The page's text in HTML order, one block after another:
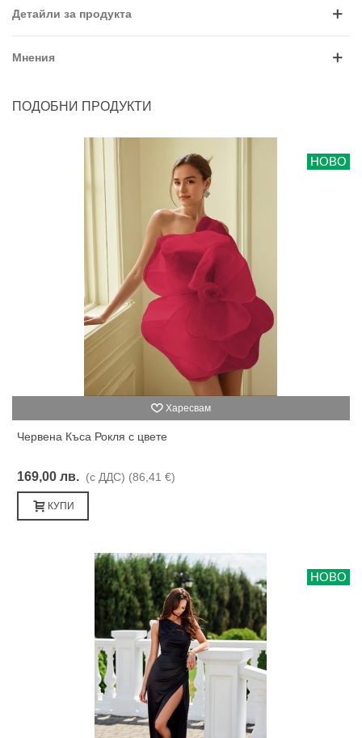
Детайли за продукта
Мнения
ПОДОБНИ ПРОДУКТИ
НОВО
Харесвам
Червена Къса Рокля с цвете
169,00 лв. (с ДДС) (86,41 €)
КУПИ
НОВО